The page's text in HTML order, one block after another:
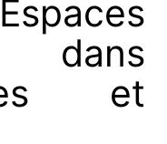
dans
et